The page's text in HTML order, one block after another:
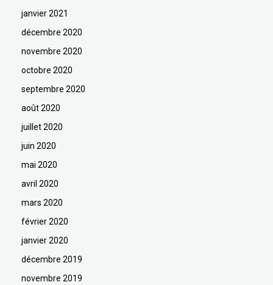
janvier 2021
décembre 2020
novembre 2020
octobre 2020
septembre 2020
août 2020
juillet 2020
juin 2020
mai 2020
avril 2020
mars 2020
février 2020
janvier 2020
décembre 2019
novembre 2019